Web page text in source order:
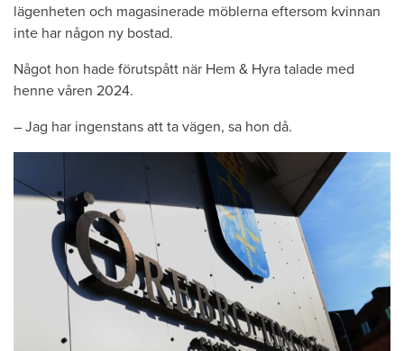
lägenheten och magasinerade möblerna eftersom kvinnan
inte har någon ny bostad.
Något hon hade förutspått när Hem & Hyra talade med
henne våren 2024.
– Jag har ingenstans att ta vägen, sa hon då.